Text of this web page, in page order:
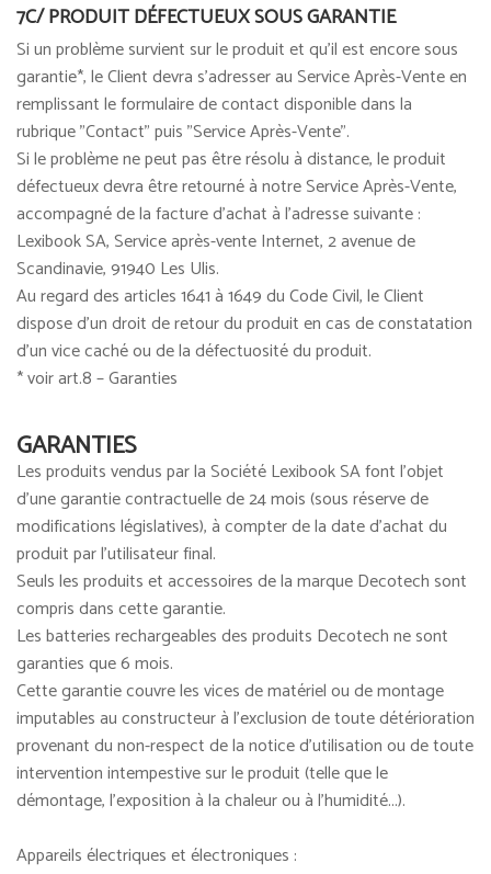
7C/ PRODUIT DÉFECTUEUX SOUS GARANTIE
Si un problème survient sur le produit et qu'il est encore sous
garantie*, le Client devra s'adresser au Service Après-Vente en
remplissant le formulaire de contact disponible dans la
rubrique "Contact" puis "Service Après-Vente".
Si le problème ne peut pas être résolu à distance, le produit
défectueux devra être retourné à notre Service Après-Vente,
accompagné de la facture d'achat à l'adresse suivante :
Lexibook SA, Service après-vente Internet, 2 avenue de
Scandinavie, 91940 Les Ulis.
Au regard des articles 1641 à 1649 du Code Civil, le Client
dispose d'un droit de retour du produit en cas de constatation
d'un vice caché ou de la défectuosité du produit.
* voir art.8 – Garanties
GARANTIES
Les produits vendus par la Société Lexibook SA font l’objet
d’une garantie contractuelle de 24 mois (sous réserve de
modifications législatives), à compter de la date d’achat du
produit par l’utilisateur final.
Seuls les produits et accessoires de la marque Decotech sont
compris dans cette garantie.
Les batteries rechargeables des produits Decotech ne sont
garanties que 6 mois.
Cette garantie couvre les vices de matériel ou de montage
imputables au constructeur à l'exclusion de toute détérioration
provenant du non-respect de la notice d'utilisation ou de toute
intervention intempestive sur le produit (telle que le
démontage, l'exposition à la chaleur ou à l'humidité...).
Appareils électriques et électroniques :